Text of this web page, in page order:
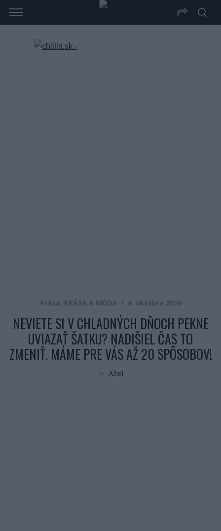
Krása, KRÁSA A MÓDA 4. októbra 2016
NEVIETE SI V CHLADNÝCH DŇOCH PEKNE
UVIAZAŤ ŠATKU? NADIŠIEL ČAS TO
ZMENIŤ. MÁME PRE VÁS AŽ 20 SPÔSOBOV!
by Abel